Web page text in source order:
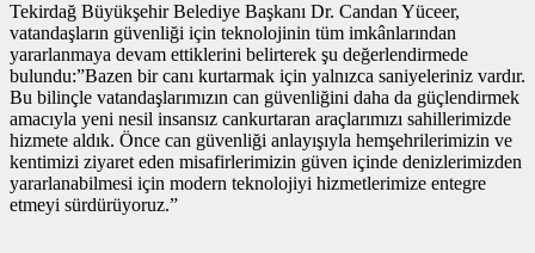
Tekirdağ Büyükşehir Belediye Başkanı Dr. Candan Yüceer,
vatandaşların güvenliği için teknolojinin tüm imkânlarından
yararlanmaya devam ettiklerini belirterek şu değerlendirmede
bulundu:”Bazen bir canı kurtarmak için yalnızca saniyeleriniz vardır.
Bu bilinçle vatandaşlarımızın can güvenliğini daha da güçlendirmek
amacıyla yeni nesil insansız cankurtaran araçlarımızı sahillerimizde
hizmete aldık. Önce can güvenliği anlayışıyla hemşehrilerimizin ve
kentimizi ziyaret eden misafirlerimizin güven içinde denizlerimizden
yararlanabilmesi için modern teknolojiyi hizmetlerimize entegre
etmeyi sürdürüyoruz.”